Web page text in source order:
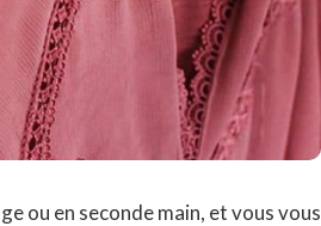
ou en seconde main, et vous vous